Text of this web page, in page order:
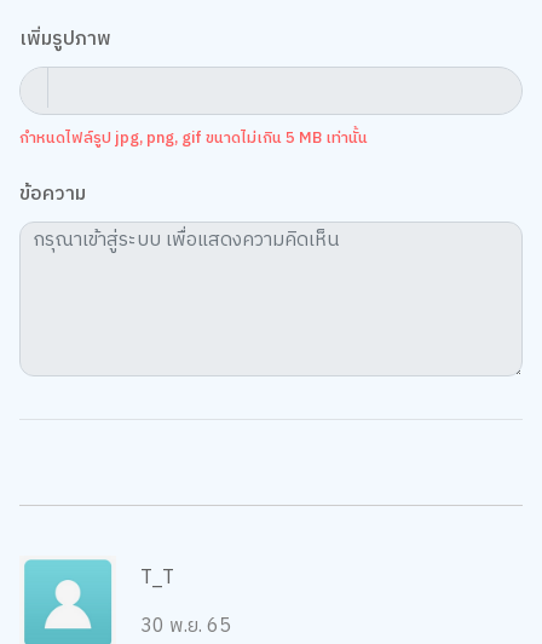
เพิ่มรูปภาพ
กำหนดไฟล์รูป jpg, png, gif ขนาดไม่เกิน 5 MB เท่านั้น
ข้อความ
T_T
30 พ.ย. 65